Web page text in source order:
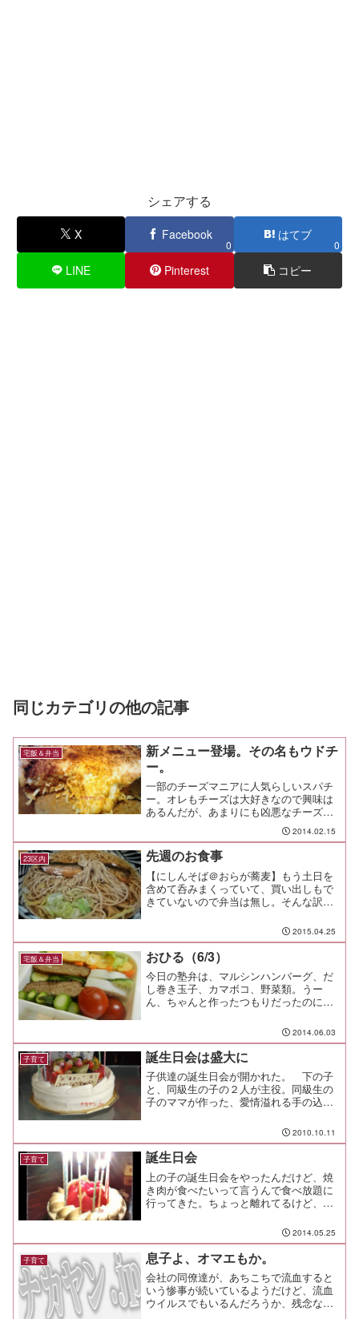
シェアする
X Facebook
0
はてブ
0
LINE Pinterest コピー
同じカテゴリの他の記事
宅飯＆弁当
新メニュー登場。その名もウドチ
ー。
一部のチーズマニアに人気らしいスパチ
ー。オレもチーズは大好きなので興味は
あるんだが、あまりにも凶悪なチーズま
みれの姿に恐れをなして、未だに食べた
ことは無いんだ。だけど、興味津々。な
ので、家で作ってみようとチーズを買っ
てきた。さて、パスタ・・...
2014.02.15
23区内 先週のお食事
【にしんそば＠おらが蕎麦】もう土日を
含めて呑みまくっていて、買い出しもで
きていないので弁当は無し。そんな訳
た鰊と、蕎麦は良い組み合わせだ。【パ
パ弁当】そんな日でも子供の弁当はちゃ
んと作るんだぜぇ。塾弁と違...
2015.04.25
宅飯＆弁当 おひる（6/3）
今日の塾弁は、マルシンハンバーグ、だ
し巻き玉子、カマボコ、野菜類。うー
ん、ちゃんと作ったつもりだったのに、
インナーとか、魚とか、何かオカズを一
品くらい追加した方が良かったな、こり
ゃ。 そうか、ハンバーグを...
2014.06.03
子育て 誕生日会は盛大に
子供達の誕生日会が開かれた。 下の子
と、同級生の子の２人が主役。同級生の
子のママが作った、愛情溢れる手の込ん
2010.10.11
子育て 誕生日会
上の子の誕生日会をやったんだけど、焼
き肉が食べたいって言うんで食べ放題に
行ってきた。ちょっと離れてるけど、焼
3,480円の3コースに、ソフトドリンクや
アルコールの飲み放題が別にある。子供
達はタン...
2014.05.25
子育て 息子よ、オマエもか。
会社の同僚達が、あちこちで流血すると
いう惨事が続いているようだけど、流血
ウイルスでもいるんだろうか、残念なが